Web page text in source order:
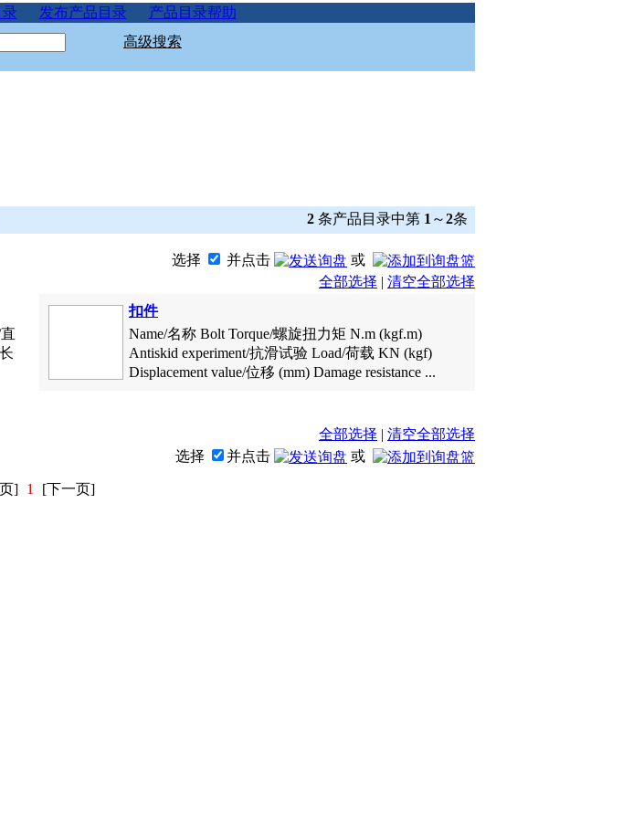
发布产品目录
产品目录帮助
高级搜索
2 条产品目录中第 1 ～2条
选择 并点击
或
全部选择 | 清空全部选择
扣件
Name/名称 Bolt Torque/螺旋扭力矩 N.m (kgf.m)
Antiskid experiment/抗滑试验 Load/荷载 KN (kgf)
Displacement value/位移 (mm) Damage resistance ...
全部选择 | 清空全部选择
选择
并点击 或
] 1 [下一页]